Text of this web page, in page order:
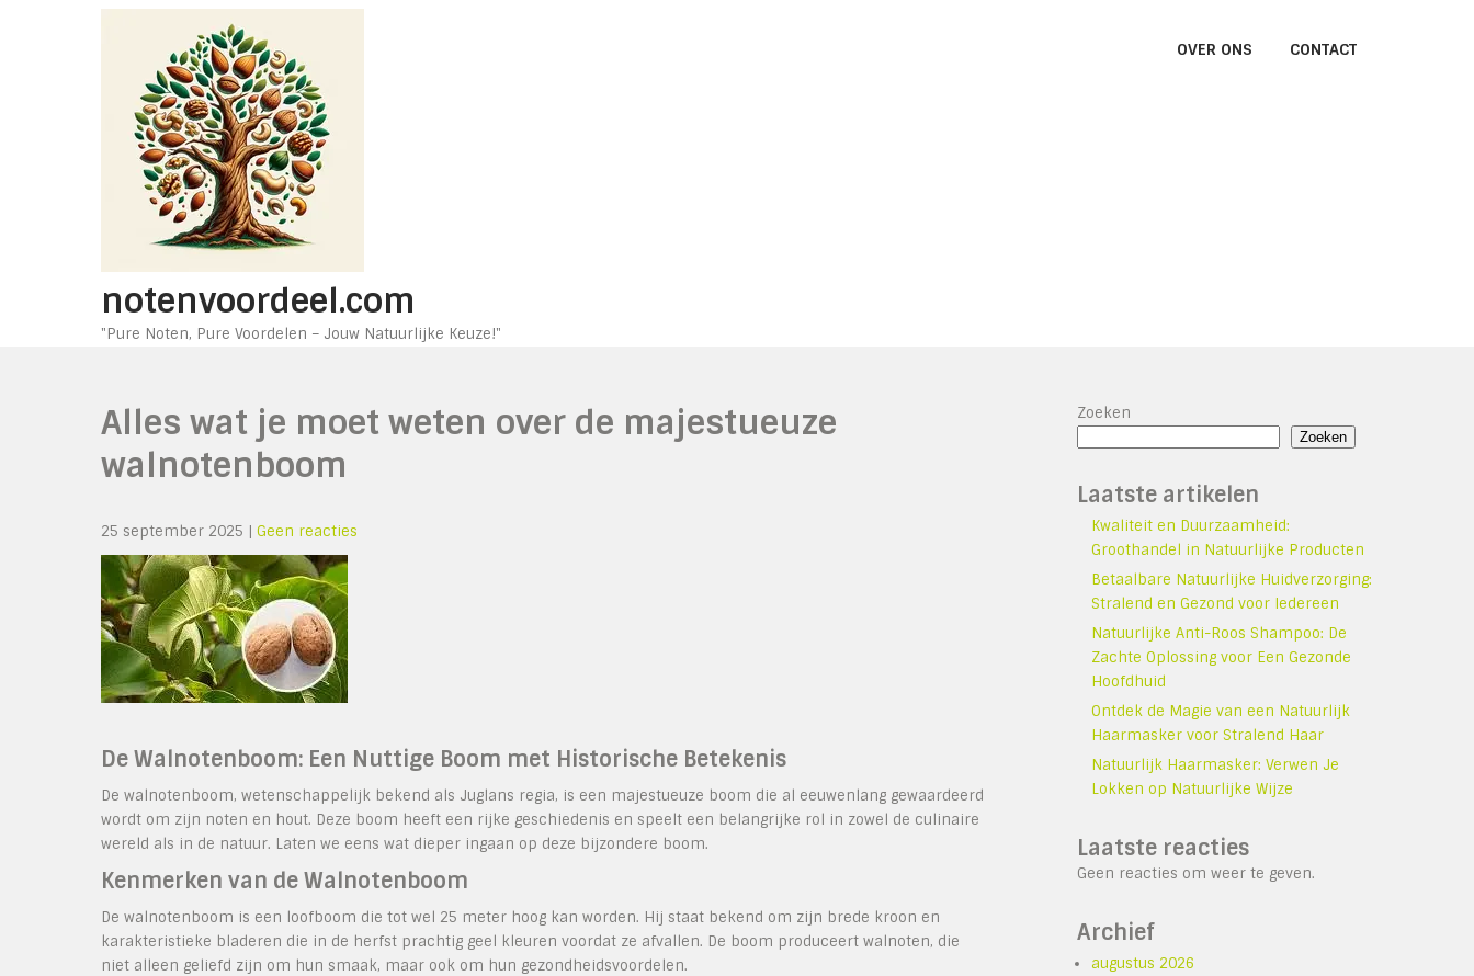
notenvoordeel.com
"Pure Noten, Pure Voordelen – Jouw Natuurlijke Keuze!"
OVER ONS CONTACT
Alles wat je moet weten over de majestueuze
walnotenboom
25 september 2025 | Geen reacties
De Walnotenboom: Een Nuttige Boom met Historische Betekenis
De walnotenboom, wetenschappelijk bekend als Juglans regia, is een majestueuze boom die al eeuwenlang gewaardeerd
wordt om zijn noten en hout. Deze boom heeft een rijke geschiedenis en speelt een belangrijke rol in zowel de culinaire
wereld als in de natuur. Laten we eens wat dieper ingaan op deze bijzondere boom.
Kenmerken van de Walnotenboom
De walnotenboom is een loofboom die tot wel 25 meter hoog kan worden. Hij staat bekend om zijn brede kroon en
karakteristieke bladeren die in de herfst prachtig geel kleuren voordat ze afvallen. De boom produceert walnoten, die
niet alleen geliefd zijn om hun smaak, maar ook om hun gezondheidsvoordelen.
Zoeken
Zoeken
Laatste artikelen
Kwaliteit en Duurzaamheid:
Groothandel in Natuurlijke Producten
Betaalbare Natuurlijke Huidverzorging:
Stralend en Gezond voor Iedereen
Natuurlijke Anti-Roos Shampoo: De
Zachte Oplossing voor Een Gezonde
Hoofdhuid
Ontdek de Magie van een Natuurlijk
Haarmasker voor Stralend Haar
Natuurlijk Haarmasker: Verwen Je
Lokken op Natuurlijke Wijze
Laatste reacties
Geen reacties om weer te geven.
Archief
augustus 2026